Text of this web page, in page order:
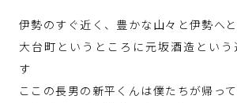
伊勢のすぐ近く、豊かな山々と伊勢へ
大台町というところに元坂酒造とい
す
ここの長男の新平くんは僕たちが帰っ